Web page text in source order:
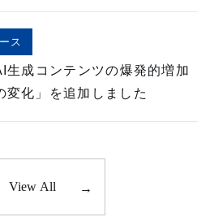
ス
生成コンテンツの爆発的増加
変化」を追加しました
View All